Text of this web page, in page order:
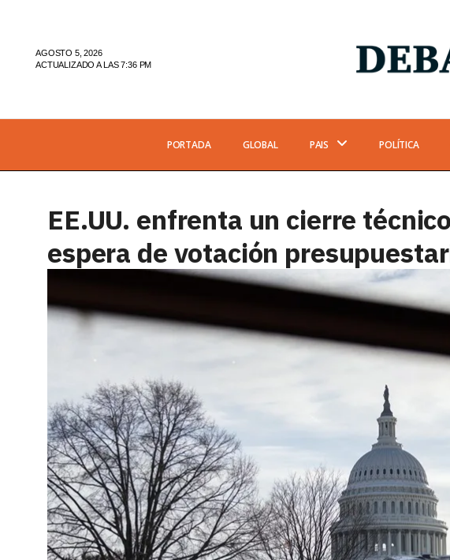
AGOSTO 5, 2026
ACTUALIZADO A LAS 7:36 PM
PORTADA GLOBAL PAIS POLÍTICA
EE.UU. enfrenta un cierre
espera de votación